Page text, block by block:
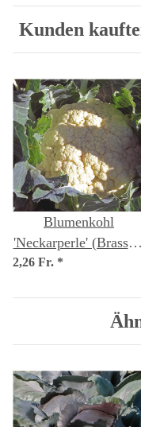
Kunden
Blumenkohl
'Neckarperle' (Brassica
oleracea var. botrytis)
2,26 Fr. *